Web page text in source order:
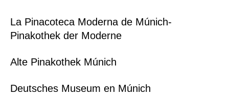
La Pinacoteca Moderna de Múnich-
Pinakothek der Moderne
Alte Pinakothek Múnich
Deutsches Museum en Múnich